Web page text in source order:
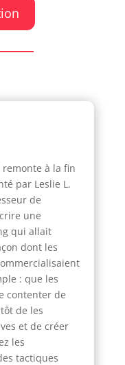
à la fin
par Leslie L.
de
une
qui allait
dont les
: que les
contenter de
de les
et de créer
les
tactiques